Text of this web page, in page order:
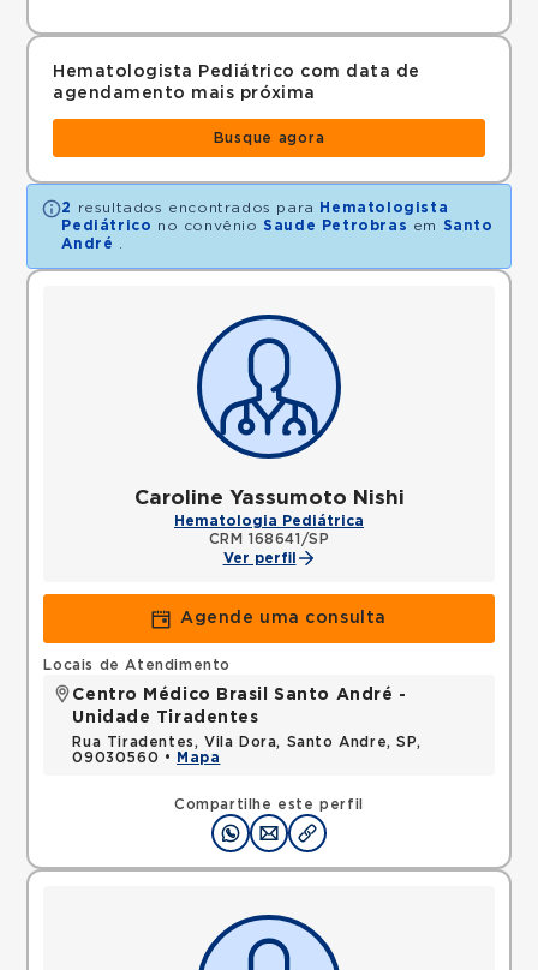
Hematologista Pediátrico com data de
agendamento mais próxima
Busque agora
2 resultados encontrados para
Hematologista
Pediátrico no convênio Saude Petrobras em
Santo
André
Caroline Yassumoto Nishi
Hematologia Pediátrica
CRM 168641/SP
Ver perfil
Agende uma consulta
Compartilhe este perfil
Locais de Atendimento
Centro Médico Brasil Santo André -
Unidade Tiradentes
Rua Tiradentes, Vila Dora, Santo Andre, SP,
09030560 •
Mapa